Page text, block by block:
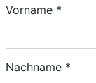
Vorname *
Nachname *